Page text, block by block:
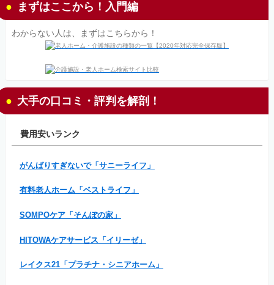
まずはここから！入門編
わからない人は、まずはこちらから！
大手の口コミ・評判を解剖！
費用安いランク
がんばりすぎないで「サニーライフ」
有料老人ホーム「ベストライフ」
SOMPOケア「そんぽの家」
HITOWAケアサービス「イリーゼ」
レイクス21「プラチナ・シニアホーム」